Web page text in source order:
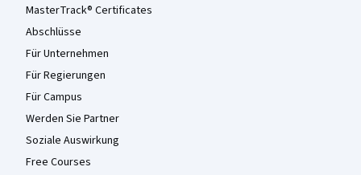
MasterTrack® Certificates
Abschlüsse
Für Unternehmen
Für Regierungen
Für Campus
Werden Sie Partner
Soziale Auswirkung
Free Courses